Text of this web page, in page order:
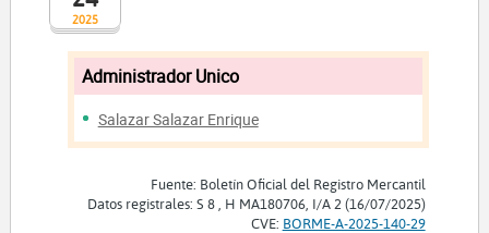
2025
Administrador Unico
Salazar Salazar Enrique
Fuente: Boletín Oficial del Registro Mercantil
Datos registrales: S 8 , H MA180706, I/A 2 (16/07/2025)
CVE: BORME-A-2025-140-29